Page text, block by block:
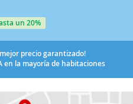
un 20%
precio garantizado!
en la mayoría de habitaciones